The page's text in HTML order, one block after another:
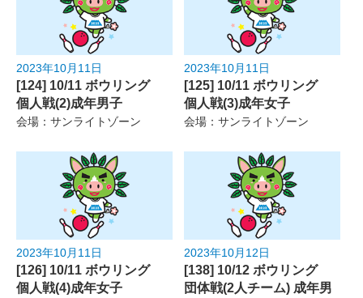
2023年10月11日
[124] 10/11 ボウリング
個人戦(2)成年男子
会場：サンライトゾーン
2023年10月11日
[125] 10/11 ボウリング
個人戦(3)成年女子
会場：サンライトゾーン
2023年10月11日
[126] 10/11 ボウリング
個人戦(4)成年女子
2023年10月12日
[138] 10/12 ボウリング
団体戦(2人チーム) 成年男